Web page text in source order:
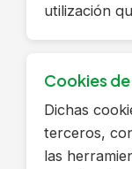
utilización
Cookies
Dichas
terceros,
las